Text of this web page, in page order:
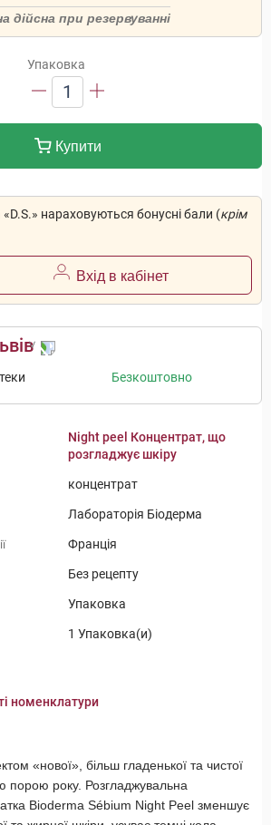
дійсна при резервуванні
Упаковка
1
Купити
нараховуються бонусні бали (крім
Вхід в кабінет
Безкоштовно
Night peel Концентрат, що
розгладжує шкіру
концентрат
Лабораторія Біодерма
Франція
Без рецепту
Упаковка
1 Упаковка(и)
номенклатури
«нової», більш гладенької та чистої
порою року. Розгладжувальна
Bioderma Sébium Night Peel зменшує